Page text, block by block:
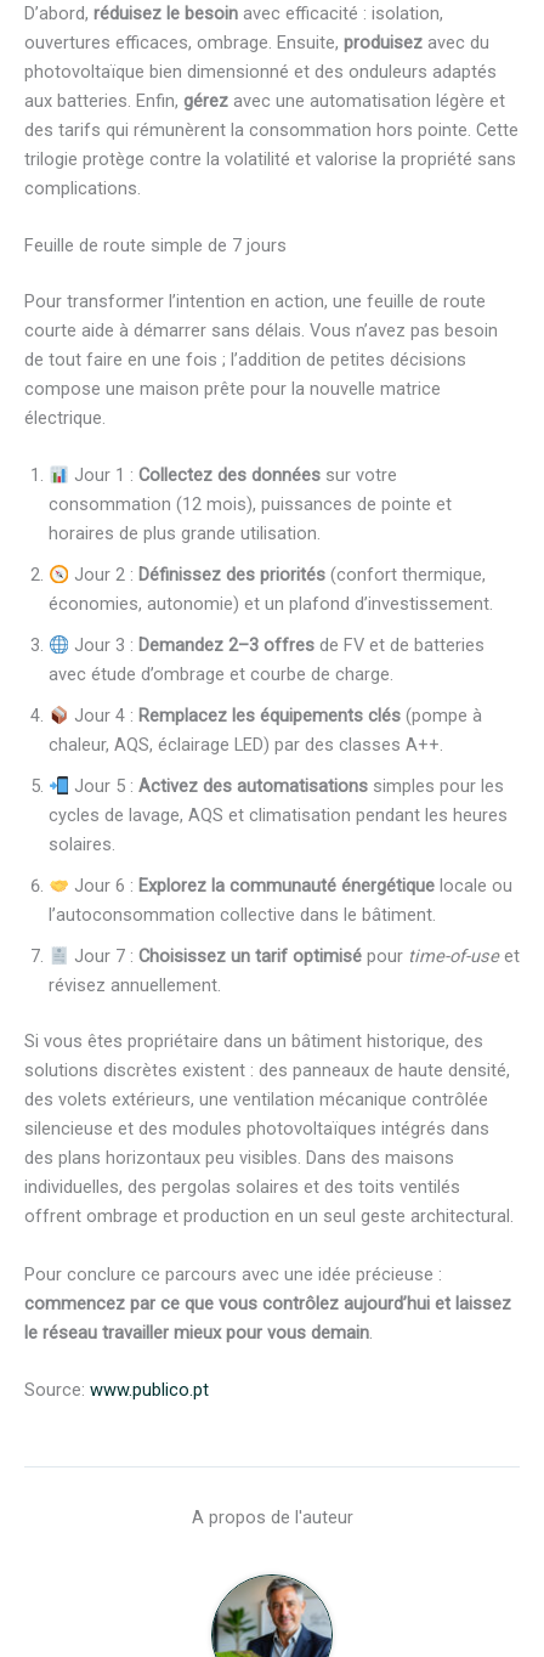
D’abord, réduisez le besoin avec efficacité : isolation,
ouvertures efficaces, ombrage. Ensuite, produisez avec du
photovoltaïque bien dimensionné et des onduleurs adaptés
aux batteries. Enfin, gérez avec une automatisation légère et
des tarifs qui rémunèrent la consommation hors pointe. Cette
trilogie protège contre la volatilité et valorise la propriété sans
complications.
Feuille de route simple de 7 jours
Pour transformer l’intention en action, une feuille de route
courte aide à démarrer sans délais. Vous n’avez pas besoin
de tout faire en une fois ; l’addition de petites décisions
compose une maison prête pour la nouvelle matrice
électrique.
Jour 1 : Collectez des donnéessur votre
consommation (12 mois), puissances de pointe et
horaires de plus grande utilisation.
Jour 2 : Définissez des priorités(confort thermique,
économies, autonomie) et un plafond d’investissement.
Jour 3 : Demandez 2–3 offresde FV et de batteries
avec étude d’ombrage et courbe de charge.
Jour 4 : Remplacez les équipements clés(pompe à
chaleur, AQS, éclairage LED) par des classes A++.
Jour 5 : Activez des automatisationssimples pour les
cycles de lavage, AQS et climatisation pendant les heures
solaires.
Jour 6 : Explorez la communauté énergétiquelocale ou
l’autoconsommation collective dans le bâtiment.
Jour 7 : Choisissez un tarif optimisépour time-of-useet
révisez annuellement.
Si vous êtes propriétaire dans un bâtiment historique, des
solutions discrètes existent : des panneaux de haute densité,
des volets extérieurs, une ventilation mécanique contrôlée
silencieuse et des modules photovoltaïques intégrés dans
des plans horizontaux peu visibles. Dans des maisons
individuelles, des pergolas solaires et des toits ventilés
offrent ombrage et production en un seul geste architectural.
Pour conclure ce parcours avec une idée précieuse :
commencez par ce que vous contrôlez aujourd’hui et laissez
le réseau travailler mieux pour vous demain.
Source: www.publico.pt
A propos de l'auteur